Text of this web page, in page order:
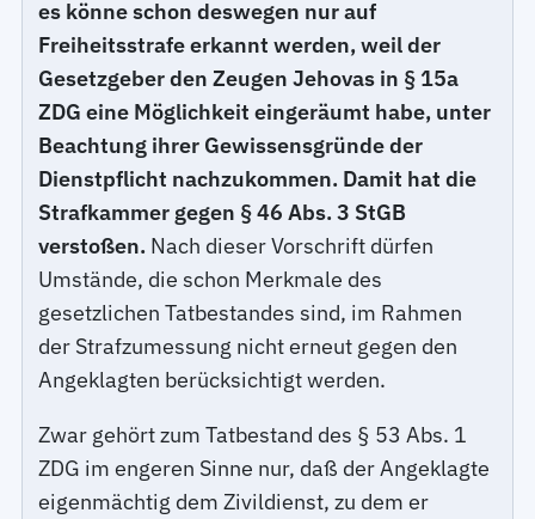
es könne schon deswegen nur auf
Freiheitsstrafe erkannt werden, weil der
Gesetzgeber den Zeugen Jehovas in § 15a
ZDG eine Möglichkeit eingeräumt habe, unter
Beachtung ihrer Gewissensgründe der
Dienstpflicht nachzukommen. Damit hat die
Strafkammer gegen § 46 Abs. 3 StGB
verstoßen. Nach dieser Vorschrift dürfen
Umstände, die schon Merkmale des
gesetzlichen Tatbestandes sind, im Rahmen
der Strafzumessung nicht erneut gegen den
Angeklagten berücksichtigt werden.
Zwar gehört zum Tatbestand des § 53 Abs. 1
ZDG im engeren Sinne nur, daß der Angeklagte
eigenmächtig dem Zivildienst, zu dem er